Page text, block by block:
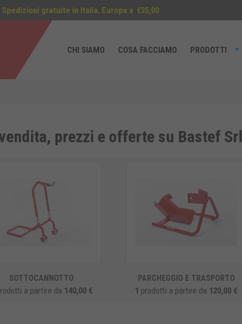
Spedizioni gratuite in Italia. Europa a €35,00
CHI SIAMO COSA FACCIAMO PRODOTTI
prezzi e offerte su Bastef Srl
SOTTOCANNOTTO
a partire da 140,00 €
PARCHEGGIO E TRASPORTO
1 prodotti a partire da 120,00 €